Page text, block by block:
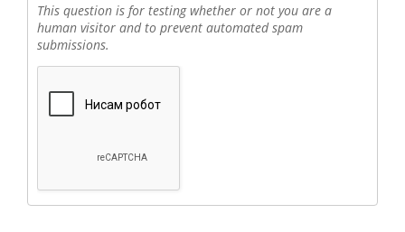
This question is for testing whether or not you are a
human visitor and to prevent automated spam
submissions.